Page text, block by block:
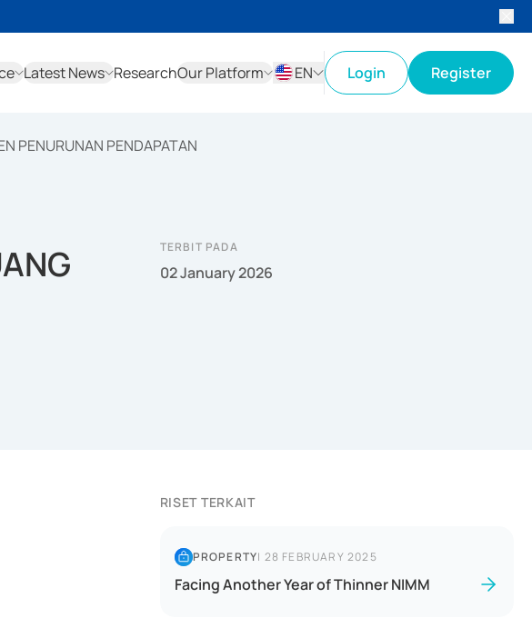
Latest News ResearchOur Platform
EN
Login Register
PENURUNAN PENDAPATAN
TERBIT PADA
02 January 2026
RISET TERKAIT
PROPERTY| 28 FEBRUARY 2025
Facing Another Year of Thinner NIMM